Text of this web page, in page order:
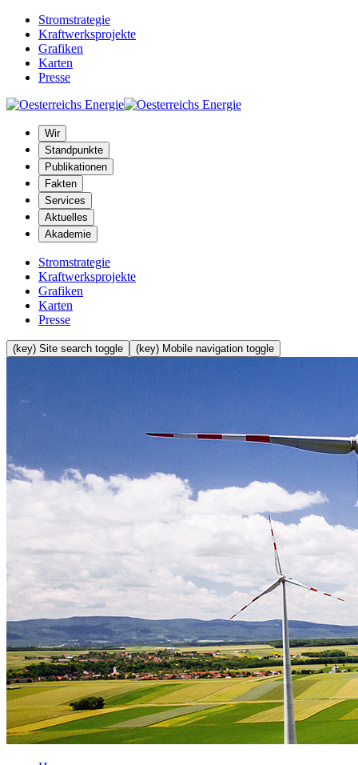
Stromstrategie
Kraftwerksprojekte
Grafiken
Karten
Presse
Wir
Standpunkte
Publikationen
Fakten
Services
Aktuelles
Akademie
Stromstrategie
Kraftwerksprojekte
Grafiken
Karten
Presse
(key) Site search toggle (key) Mobile navigation toggle